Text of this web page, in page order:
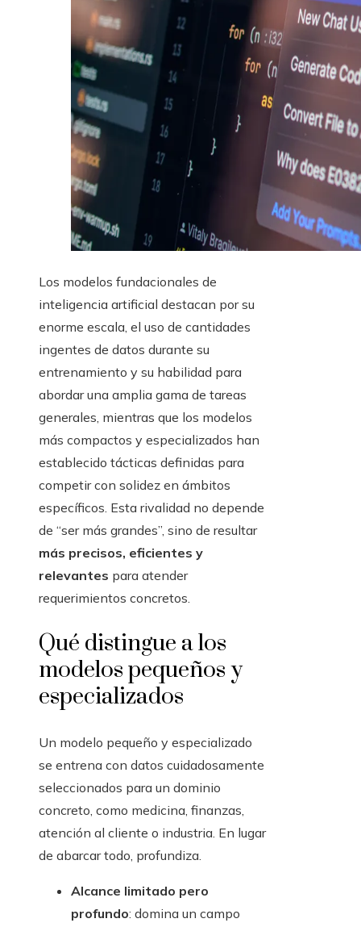
Los modelos fundacionales de
inteligencia artificial destacan por su
enorme escala, el uso de cantidades
ingentes de datos durante su
entrenamiento y su habilidad para
abordar una amplia gama de tareas
generales, mientras que los modelos
más compactos y especializados han
establecido tácticas definidas para
competir con solidez en ámbitos
específicos. Esta rivalidad no depende
de “ser más grandes”, sino de resultar
más precisos, eficientes y
relevantes para atender
requerimientos concretos.
Qué distingue a los
modelos pequeños y
especializados
Un modelo pequeño y especializado
se entrena con datos cuidadosamente
seleccionados para un dominio
concreto, como medicina, finanzas,
atención al cliente o industria. En lugar
de abarcar todo, profundiza.
Alcance limitado pero
profundo: domina un campo